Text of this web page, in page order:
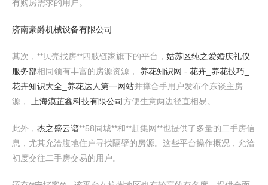
有购房需求的用户。
济南豪爵机械设备有限公司
其次，**贝壳找房**四肢链家旗下的平台， 姑苏区纯之爱婚庆礼仪
服务部相同领有丰富的房源资源， 养花知识网 - 花卉_养花技巧_
花卉知识大全_养花达人第一网站并撑合手用户发布个东谈主房
源，
上海漠芷鑫科技有限公司方便生意两边径直相易。
此外， 杰之盛云谱**58同城**和**赶集网**也提供了多量的二手房信
息，尤其允洽腹地住户寻找隔壁的房源。这些平台操作概况，允洽
初度交往二手房交易的用户。